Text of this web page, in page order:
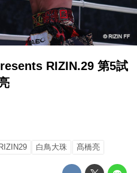
RIZIN.29 第5試
RIZIN29 白鳥大珠 髙橋亮